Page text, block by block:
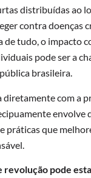
distribuídas ao
contra doenças
de tudo, o impacto
pode ser a
brasileira.
diretamente com a
envolve
práticas que
revolução pode